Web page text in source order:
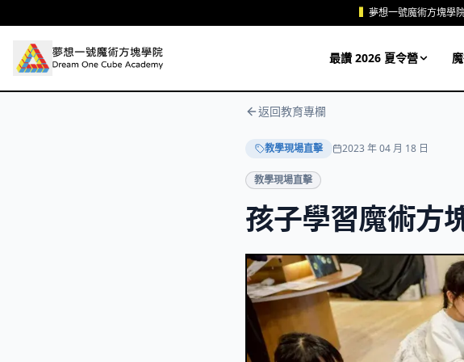
夢想一號魔術方塊學
最讚 2026 夏令營
返回教育專欄
教學現場直擊 2023 年 04 月 18 日
教學現場直擊
孩子學習魔術方